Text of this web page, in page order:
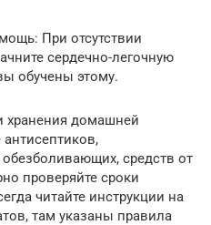
При отсутствии
сердечно-легочную
обучены этому.
хранения домашней
средств от
проверяйте сроки
читайте инструкции на
там указаны правила